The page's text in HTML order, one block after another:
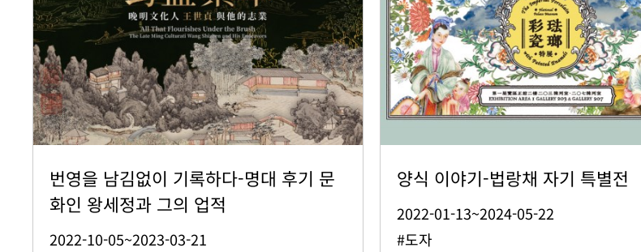
번영을 남김없이 기록하다-명대 후기 문
화인 왕세정과 그의 업적
2022-10-05~2023-03-21
양식 이야기-법랑채 자기 특별전
2022-01-13~2024-05-22
#도자